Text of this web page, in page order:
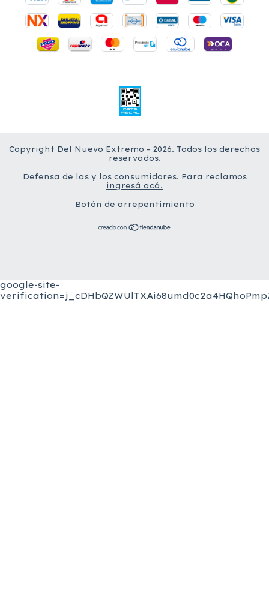
Copyright Del Nuevo Extremo - 2026. Todos los derechos
reservados.
Defensa de las y los consumidores. Para reclamos
ingresá acá.
Botón de arrepentimiento
google-site-